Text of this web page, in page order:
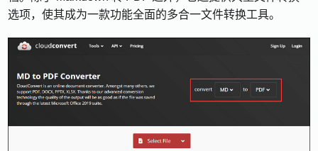
选项，使其成为一款功能全面的多合一文件转换工具。